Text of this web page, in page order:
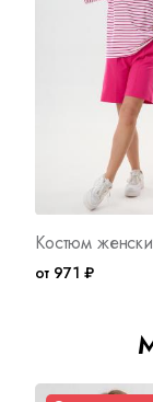
от 971 ₽